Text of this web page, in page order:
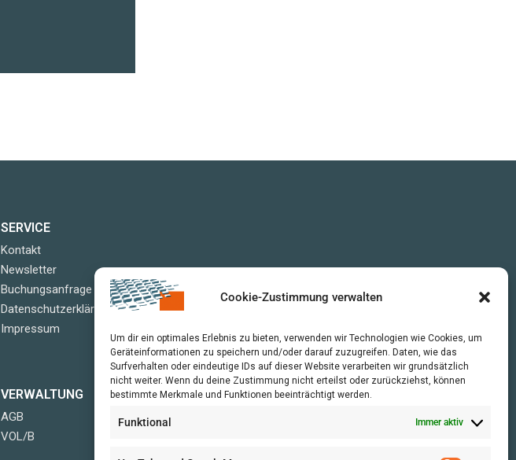
Cookie-Zustimmung verwalten
Um dir ein optimales Erlebnis zu bieten, verwenden wir Technologien wie Cookies, um
Geräteinformationen zu speichern und/oder darauf zuzugreifen. Daten, wie das
Surfverhalten oder eindeutige IDs auf dieser Website verarbeiten wir grundsätzlich
nicht weiter. Wenn du deine Zustimmung nicht erteilst oder zurückziehst, können
bestimmte Merkmale und Funktionen beeinträchtigt werden.
Funktional Immer aktiv
SERVICE
Kontakt
Newsletter
Buchungsanfrage
Datenschutzerklärung
Impressum
VERWALTUNG
AGB
VOL/B